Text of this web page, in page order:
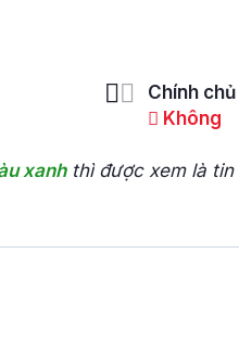
Chính chủ
Không
xanhthì được xem là tin